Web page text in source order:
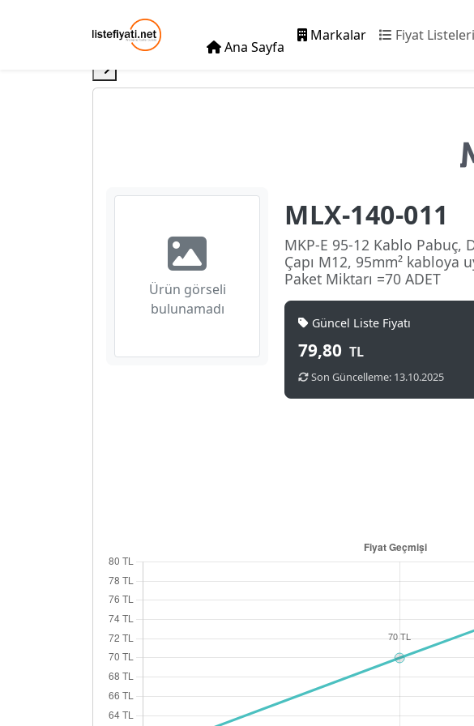
Ana Sayfa
Markalar Fiyat Listeleri
Ürün görseli
bulunamadı
MLX-140-011
MKP-E 95-12 Kablo Pabuç,
Çapı M12, 95mm² kabloya
Paket Miktarı =70 ADET
Güncel Liste Fiyatı
79,80 TL
Son Güncelleme: 13.10.2025